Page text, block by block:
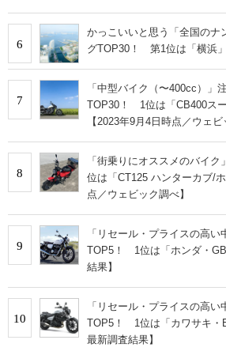
6
かっこいいと思う「全国のナ
グTOP30！ 第1位は「横浜」
7
「中型バイク（〜400cc）」
TOP30！ 1位は「CB400スー
【2023年9月4日時点／ウェビ
8
「街乗りにオススメのバイ
位は「CT125 ハンターカブ/
点／ウェビック調べ】
9
「リセール・プライスの高
TOP5！ 1位は「ホンダ・
結果】
10
「リセール・プライスの高
TOP5！ 1位は「カワサキ・
最新調査結果】